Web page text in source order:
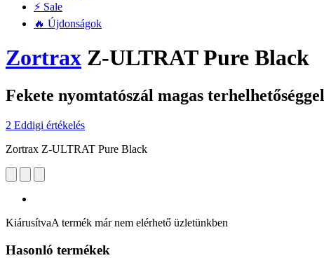
⚡ Sale
🔥 Újdonságok
Zortrax Z-ULTRAT Pure Black
Fekete nyomtatószál magas terhelhetőséggel
2 Eddigi értékelés
Zortrax Z-ULTRAT Pure Black
KiárusítvaA termék már nem elérhető üzletünkben
Hasonló termékek